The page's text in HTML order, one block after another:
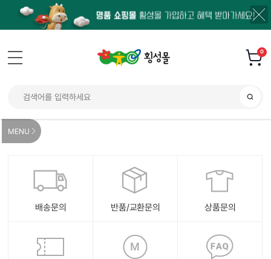
0
MENU
배송문의 반품/교환문의 상품문의